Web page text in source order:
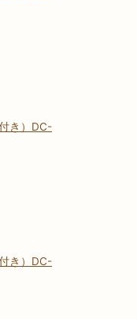
き）DC-
き）DC-